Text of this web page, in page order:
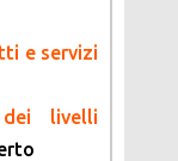
e servizi
livelli